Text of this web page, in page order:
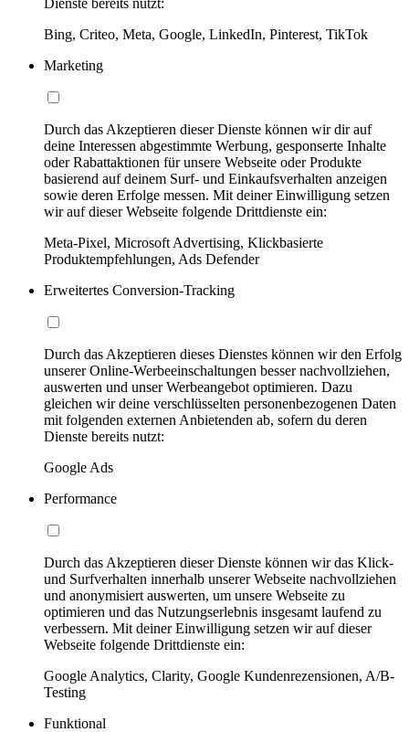
Bing, Criteo, Meta, Google, LinkedIn, Pinterest, TikTok
Marketing
Durch das Akzeptieren dieser Dienste können wir dir auf
deine Interessen abgestimmte Werbung, gesponserte Inhalte
oder Rabattaktionen für unsere Webseite oder Produkte
basierend auf deinem Surf- und Einkaufsverhalten anzeigen
sowie deren Erfolge messen. Mit deiner Einwilligung setzen
wir auf dieser Webseite folgende Drittdienste ein:
Meta-Pixel, Microsoft Advertising, Klickbasierte
Produktempfehlungen, Ads Defender
Erweitertes Conversion-Tracking
Durch das Akzeptieren dieses Dienstes können wir den Erfolg
unserer Online-Werbeeinschaltungen besser nachvollziehen,
auswerten und unser Werbeangebot optimieren. Dazu
gleichen wir deine verschlüsselten personenbezogenen Daten
mit folgenden externen Anbietenden ab, sofern du deren
Dienste bereits nutzt:
Google Ads
Performance
Durch das Akzeptieren dieser Dienste können wir das Klick-
und Surfverhalten innerhalb unserer Webseite nachvollziehen
und anonymisiert auswerten, um unsere Webseite zu
optimieren und das Nutzungserlebnis insgesamt laufend zu
verbessern. Mit deiner Einwilligung setzen wir auf dieser
Webseite folgende Drittdienste ein:
Google Analytics, Clarity, Google Kundenrezensionen, A/B-
Testing
Funktional